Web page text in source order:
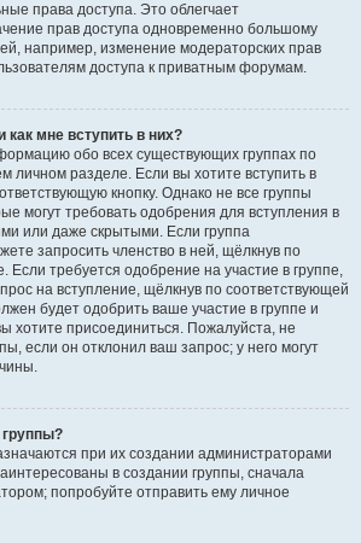
права доступа. Это облегчает
прав доступа одновременно большому
например, изменение модераторских прав
доступа к приватным форумам.
как мне вступить в них?
обо всех существующих группах по
личном разделе. Если вы хотите вступить в
кнопку. Однако не все группы
могут требовать одобрения для вступления в
или даже скрытыми. Если группа
запросить членство в ней, щёлкнув по
Если требуется одобрение на участие в группе,
на вступление, щёлкнув по соответствующей
будет одобрить ваше участие в группе и
хотите присоединиться. Пожалуйста, не
если он отклонил ваш запрос; у него могут
при их создании администраторами
в создании группы, сначала
попробуйте отправить ему личное